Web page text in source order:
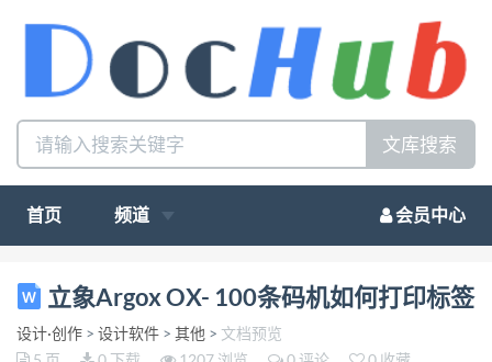
文库搜索
首页 频道 会员中心
立象 Argox OX- 100 条码机如何打印标签 立象 Argox
OX- 100 编辑打印的工作是在条码打印软件中进行
的，利用条码软件左侧的标签排版工具，在画布上对
立象Argox OX- 100条码机如何打印标签
设计·创作 > 设计软件 > 其他 > 文档预览